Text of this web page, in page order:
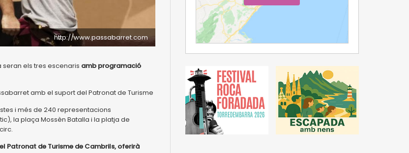
http://www.passabarret.com
seran els tres escenaris amb programació
amb el suport del Patronat de Turisme
i més de 240 representacions
la plaça Mossèn Batalla i la platja de
Patronat de Turisme de Cambrils, oferirà